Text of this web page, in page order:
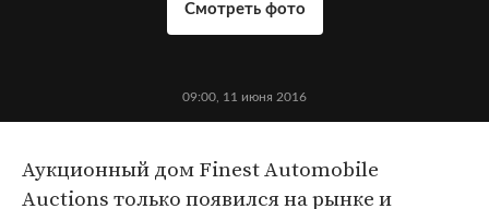
Смотреть фото
09:00, 11 июня 2016
Аукционный дом Finest Automobile
Auctions только появился на рынке и